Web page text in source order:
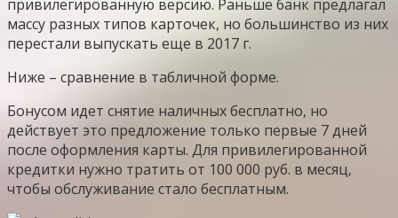
привилегированную версию. Раньше банк предлагал
массу разных типов карточек, но большинство из них
перестали выпускать еще в 2017 г.
Ниже – сравнение в табличной форме.
Бонусом идет снятие наличных бесплатно, но
действует это предложение только первые 7 дней
после оформления карты. Для привилегированной
кредитки нужно тратить от 100 000 руб. в месяц,
чтобы обслуживание стало бесплатным.